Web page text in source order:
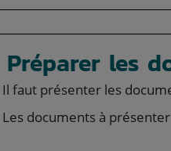
Préparer les
Il faut présenter les
Les documents à